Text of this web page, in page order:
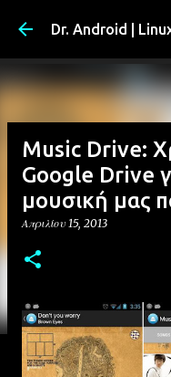
Μετάβαση
Dr. Android |
Music Drive:
Google Drive
μουσική μας
Απριλίου 15, 2013